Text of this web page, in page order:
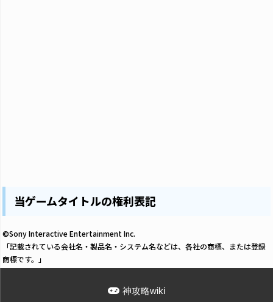
当ゲームタイトルの権利表記
©Sony Interactive Entertainment Inc.
「記載されている会社名・製品名・システム名などは、各社の商標、または登録
商標です。」
神攻略wiki